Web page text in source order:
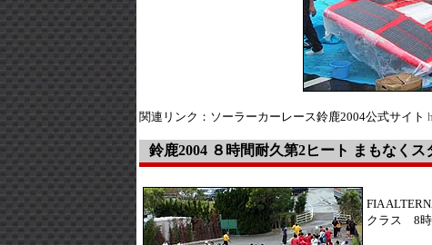
関連リンク：ソーラーカーレース鈴鹿2004公式サイト
鈴鹿2004 ８時間耐久第2ヒート まもなくス
FIA
クラス 8時